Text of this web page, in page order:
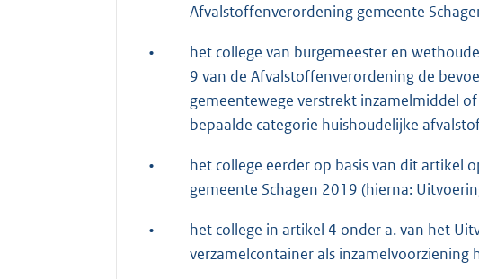
Afvalstoffenverordening gemeente
•
het college van burgemeester en
9 van de Afvalstoffenverordening de
gemeentewege verstrekt inzamelmiddel
bepaalde categorie huishoudelijke
•
het college eerder op basis van dit artikel
gemeente Schagen 2019 (hierna:
•
het college in artikel 4 onder a. van het
verzamelcontainer als inzamelvoorziening